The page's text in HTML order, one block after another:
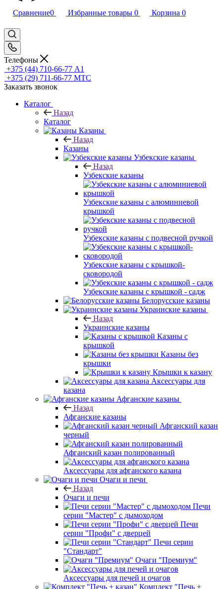
Сравнение0 Избранные товары 0 Корзина 0
Телефоны
+375 (44) 710-66-77 А1
+375 (29) 711-66-77 МТС
Заказать звонок
Каталог
Назад
Каталог
Казаны
Назад
Казаны
Узбекские казаны
Назад
Узбекские казаны
Узбекские казаны с алюминиевой
крышкой
Узбекские казаны с подвесной ручкой
Узбекские казаны с крышкой-
сковородой
Узбекские казаны с крышкой - садж
Белорусские казаны
Украинские казаны
Назад
Украинские казаны
Казаны с
крышкой
Казаны без
крышки
Крышки к казану
Аксессуары для
казана
Афганские казаны
Назад
Афганские казаны
Афганский казан
черный
Афганский казан полированный
Аксессуары для афганского казана
Очаги и печи
Назад
Очаги и печи
Печи
серии "Мастер" с дымоходом
Печи
серии "Профи" с дверцей
Печи серии
"Стандарт"
Очаги "Премиум"
Аксессуары для печей и очагов
Комплект "Печь +